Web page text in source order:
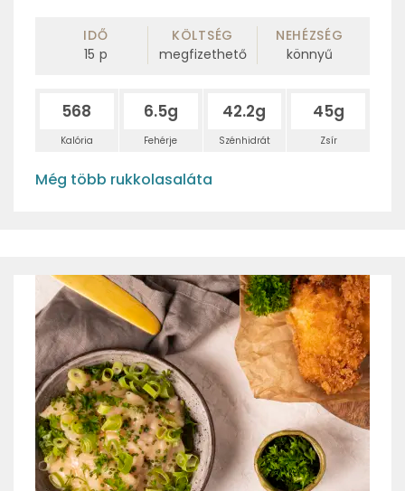
IDŐ
15 p
KÖLTSÉG
megfizethető
NEHÉZSÉG
könnyű
568
Kalória
6.5g
Fehérje
42.2g
Szénhidrát
45g
Zsír
Még több rukkolasaláta